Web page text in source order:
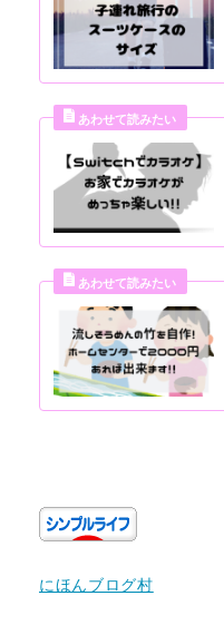
にほんブログ村